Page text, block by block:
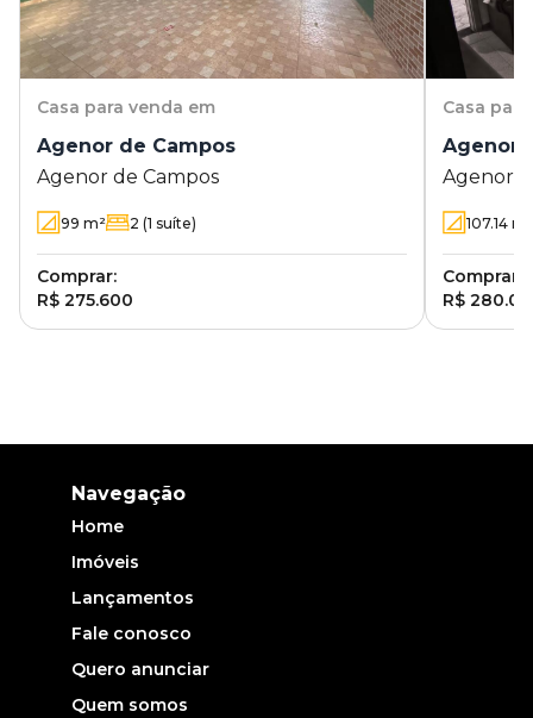
Casa para venda em
Agenor de Campos
Agenor de Campos
99 m² 2 (1 suíte)
Comprar:
R$ 275.600
Casa
Agenor
Agenor
107.14
Comprar:
R$
Navegação
Home
Imóveis
Lançamentos
Fale conosco
Quero anunciar
Quem somos